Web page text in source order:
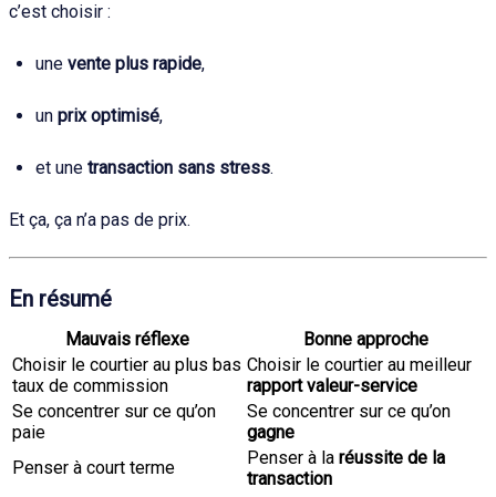
c’est choisir :
une vente plus rapide,
un prix optimisé,
et une transaction sans stress.
Et ça, ça n’a pas de prix.
En résumé
Mauvais réflexe
Bonne approche
Choisir le courtier au plus bas
taux de commission
Choisir le courtier au meilleur
rapport valeur-service
Se concentrer sur ce qu’on
paie
Se concentrer sur ce qu’on
gagne
Penser à court terme
Penser à la réussite de la
transaction